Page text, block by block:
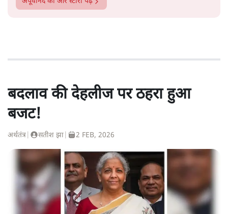
बदलाव की देहलीज पर ठहरा हुआ
बजट!
अर्थतंत्र सतीश झा 2 FEB, 2026